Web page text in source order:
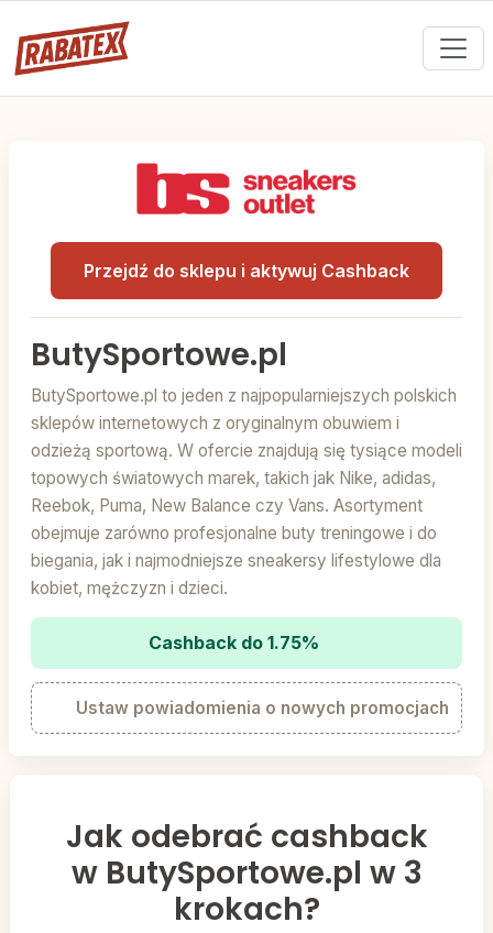
Przejdź do sklepu i aktywuj Cashback
ButySportowe.pl
ButySportowe.pl to jeden z najpopularniejszych polskich
sklepów internetowych z oryginalnym obuwiem i
odzieżą sportową. W ofercie znajdują się tysiące modeli
topowych światowych marek, takich jak Nike, adidas,
Reebok, Puma, New Balance czy Vans. Asortyment
obejmuje zarówno profesjonalne buty treningowe i do
biegania, jak i najmodniejsze sneakersy lifestylowe dla
kobiet, mężczyzn i dzieci.
Cashback do 1.75%
Ustaw powiadomienia o nowych promocjach
Jak odebrać cashback
w ButySportowe.pl w 3
krokach?